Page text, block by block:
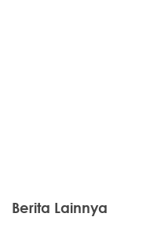
Berita Lainnya